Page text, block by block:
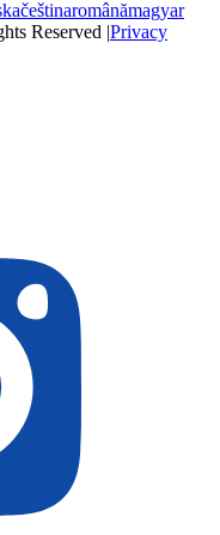
češtinaromânămagyar
Reserved |Privacy